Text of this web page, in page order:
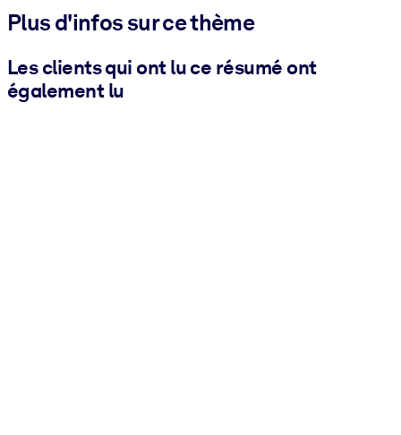
Plus d'infos sur ce thème
Les clients qui ont lu ce résumé ont
également lu